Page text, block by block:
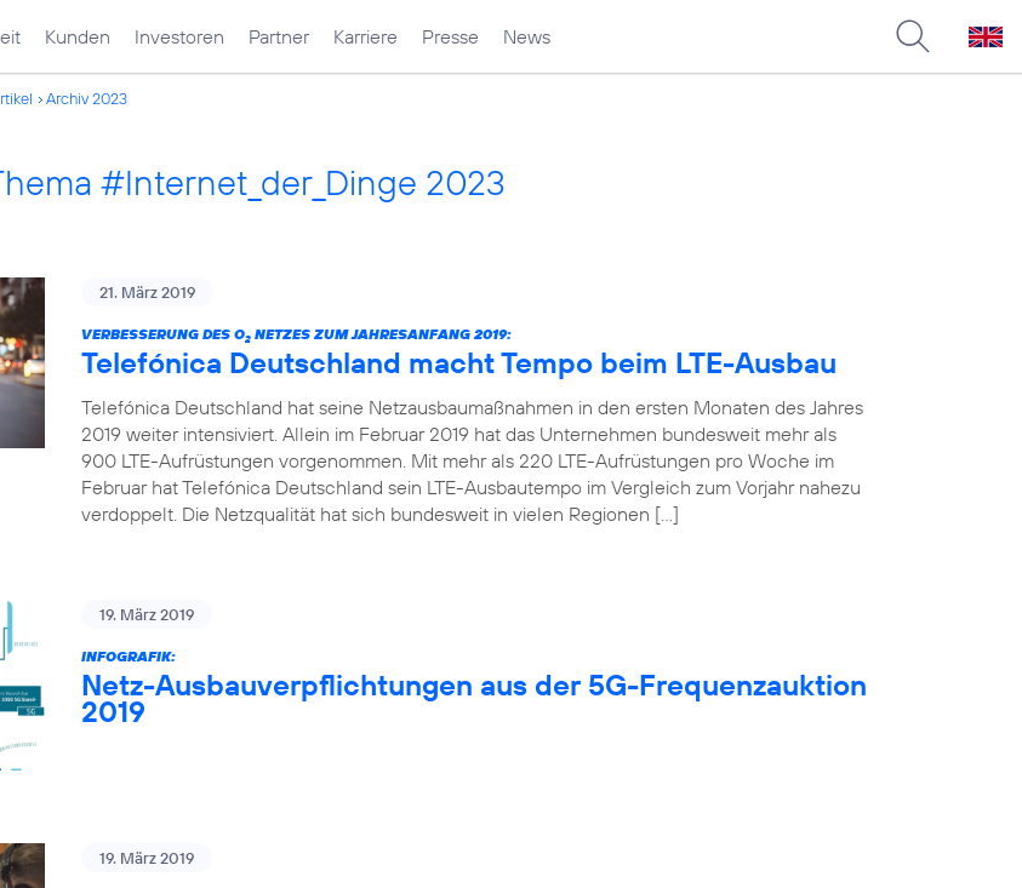
Kunden Investoren Partner Karriere Presse News
Archiv 2023
#Internet_der_Dinge 2023
21. März 2019
VERBESSERUNG DES O2 NETZES ZUM JAHRESANFANG 2019:
Telefónica Deutschland macht Tempo beim LTE-Ausbau
Telefónica Deutschland hat seine Netzausbaumaßnahmen in den ersten Monaten des Jahres
2019 weiter intensiviert. Allein im Februar 2019 hat das Unternehmen bundesweit mehr als
900 LTE-Aufrüstungen vorgenommen. Mit mehr als 220 LTE-Aufrüstungen pro Woche im
Februar hat Telefónica Deutschland sein LTE-Ausbautempo im Vergleich zum Vorjahr nahezu
verdoppelt. Die Netzqualität hat sich bundesweit in vielen Regionen […]
19. März 2019
INFOGRAFIK:
Netz-Ausbauverpflichtungen aus der 5G-Frequenzauktion
2019
19. März 2019